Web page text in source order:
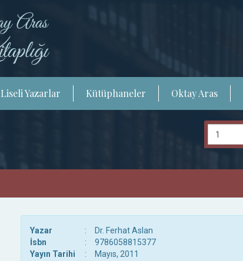
Yazarlar Kütüphaneler Oktay Aras
Yazar :
Dr. Ferhat Aslan
İsbn
:
9786058815377
Yayın Tarihi
:
Mayıs, 2011